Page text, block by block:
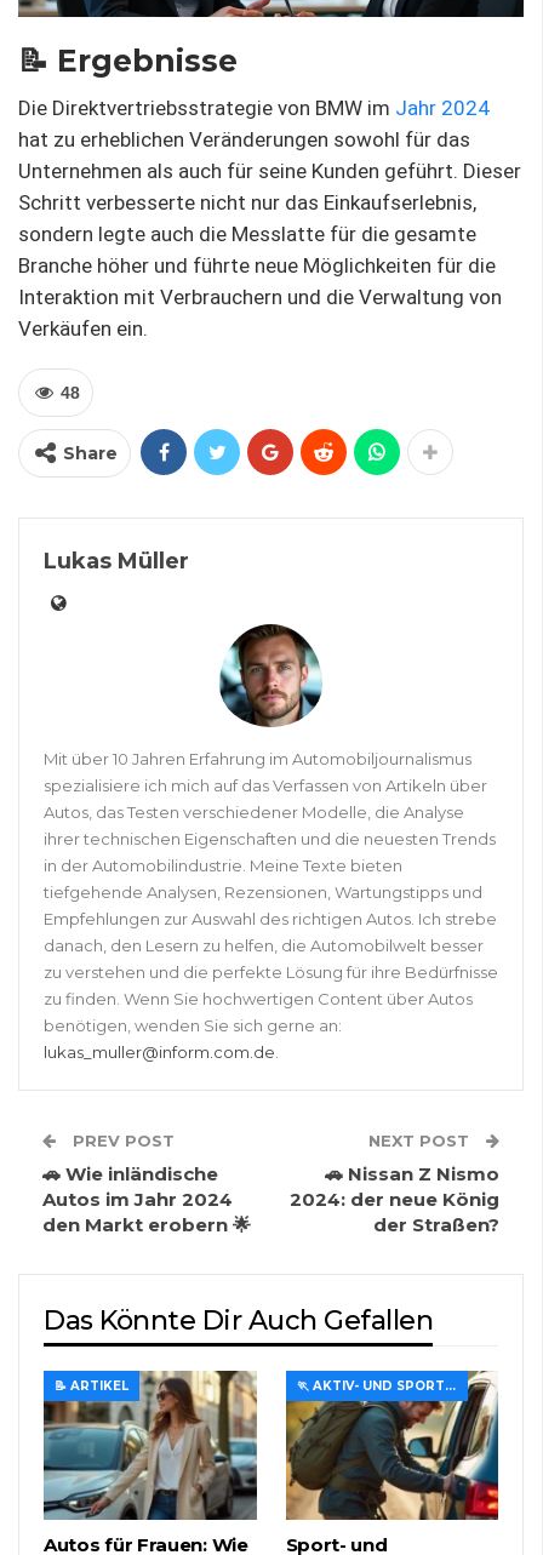
📝 Ergebnisse
Die Direktvertriebsstrategie von BMW im Jahr 2024
hat zu erheblichen Veränderungen sowohl für das
Unternehmen als auch für seine Kunden geführt. Dieser
Schritt verbesserte nicht nur das Einkaufserlebnis,
sondern legte auch die Messlatte für die gesamte
Branche höher und führte neue Möglichkeiten für die
Interaktion mit Verbrauchern und die Verwaltung von
Verkäufen ein.
48
Share
Lukas Müller
Mit über 10 Jahren Erfahrung im Automobiljournalismus
spezialisiere ich mich auf das Verfassen von Artikeln über
Autos, das Testen verschiedener Modelle, die Analyse
ihrer technischen Eigenschaften und die neuesten Trends
in der Automobilindustrie. Meine Texte bieten
tiefgehende Analysen, Rezensionen, Wartungstipps und
Empfehlungen zur Auswahl des richtigen Autos. Ich strebe
danach, den Lesern zu helfen, die Automobilwelt besser
zu verstehen und die perfekte Lösung für ihre Bedürfnisse
zu finden. Wenn Sie hochwertigen Content über Autos
benötigen, wenden Sie sich gerne an:
lukas_muller@inform.com.de
PREV POST
🚗 Wie inländische
Autos im Jahr 2024
den Markt erobern 🌟
NEXT POST
🚗 Nissan Z Nismo
2024: der neue König
der Straßen?
Das Könnte Dir Auch Gefallen
📝 ARTIKEL
Autos für Frauen: Wie
🏃 AKTIV- UND SPORTREISEN
Sport- und